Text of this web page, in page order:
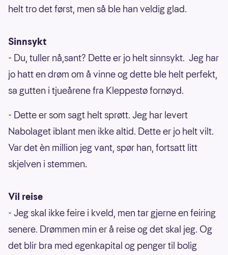
helt tro det først, men så ble han veldig glad.
Sinnsykt
- Du, tuller nå,sant? Dette er jo helt sinnsykt. Jeg har
jo hatt en drøm om å vinne og dette ble helt perfekt,
sa gutten i tjueårene fra Kleppestø fornøyd.
- Dette er som sagt helt sprøtt. Jeg har levert
Nabolaget iblant men ikke altid. Dette er jo helt vilt.
Var det èn million jeg vant, spør han, fortsatt litt
skjelven i stemmen.
Vil reise
- Jeg skal ikke feire i kveld, men tar gjerne en feiring
senere. Drømmen min er å reise og det skal jeg. Og
det blir bra med egenkapital og penger til bolig